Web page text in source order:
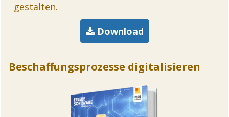
gestalten.
Download
Beschaffungsprozesse digitalisieren